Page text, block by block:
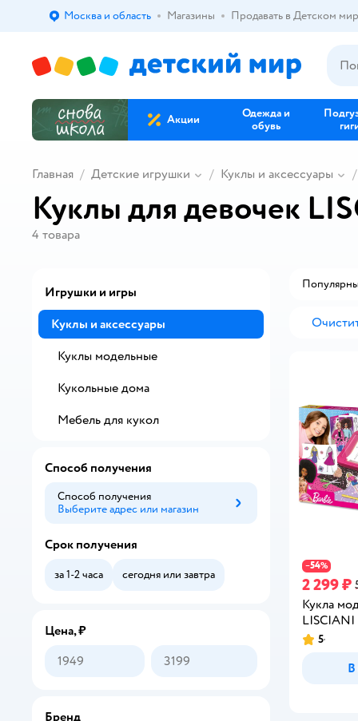
Выбор адреса доставки.
Москва и область Магазины Продавать в Детском
Акции
Одежда и
обувь
Главная Детские игрушки Куклы и аксессуары
Куклы для девочек
4 товара
−54%
2 299 ₽
Кукла
LISCIANI
Рейтинг:
5
В
Игрушки и игры
Куклы и аксессуары
Куклы модельные
Кукольные дома
Мебель для кукол
Способ получения
Способ получения
Выберите адрес или магазин
Способ получения
Срок получения
за 1-2 часа сегодня или завтра
Цена, ₽
Бренд